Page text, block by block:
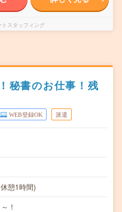
スタッフィング
秘書のお仕事！残
WEB登録OK 派遣
憩1時間)
！